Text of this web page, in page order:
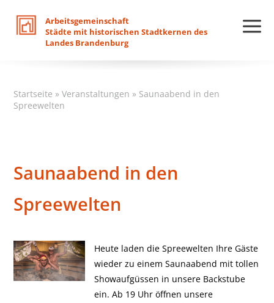
Arbeitsgemeinschaft
Städte mit historischen Stadtkernen des
Landes Brandenburg
Startseite »Veranstaltungen » Saunaabend in den
Spreewelten
Saunaabend in den
Spreewelten
Heute laden die Spreewelten Ihre Gäste
wieder zu einem Saunaabend mit tollen
Showaufgüssen in unsere Backstube
ein. Ab 19 Uhr öffnen unsere